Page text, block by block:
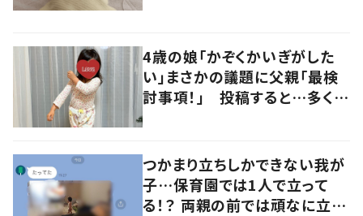
4歳の娘「かぞくかいぎがした
い」まさかの議題に父親「最検
討事項！」 投稿すると…多くの
つかまり立ちしかできない我が
子…保育園では1人で立って
る！？ 両親の前では頑なに立た